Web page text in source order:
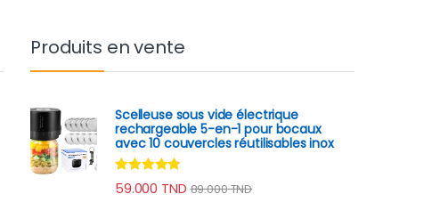
Produits en vente
Scelleuse sous vide électrique
rechargeable 5-en-1 pour bocaux
avec 10 couvercles réutilisables inox
Note4.70
sur 5
59.000 TND 89.000TND